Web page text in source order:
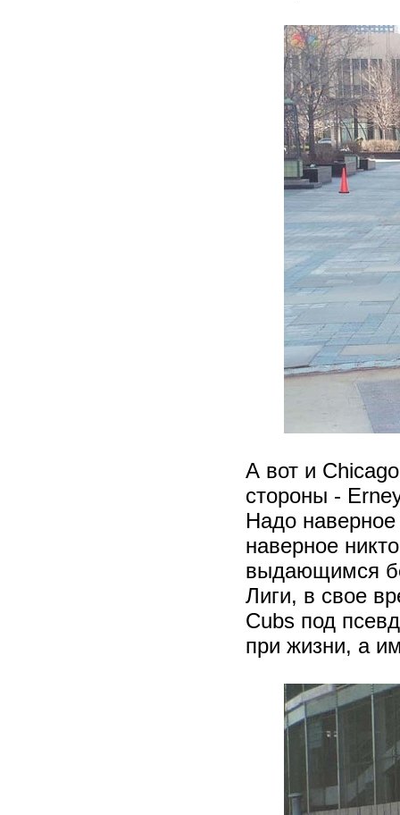
А вот и
стороны -
Надо
наверное
выдающимся
Лиги, в свое
Cubs под
при жизни, а